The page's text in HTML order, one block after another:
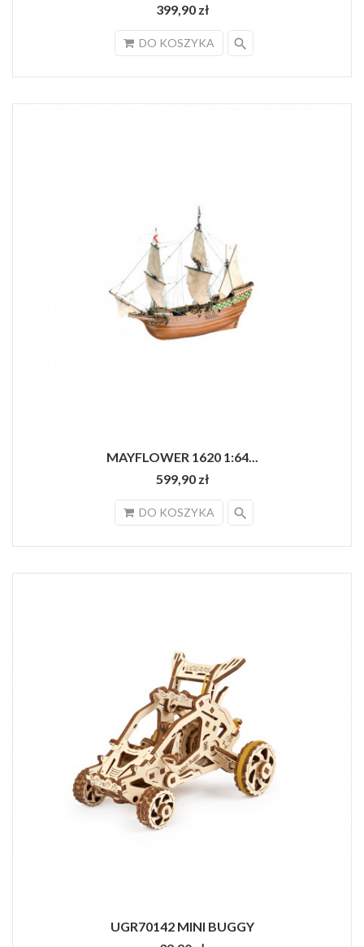
399,90 zł
DO KOSZYKA search
MAYFLOWER 1620 1:64...
599,90 zł
DO KOSZYKA search
UGR70142 MINI BUGGY